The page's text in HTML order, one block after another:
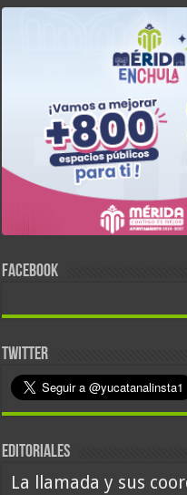
FACEBOOK
TWITTER
EDITORIALES
La llamada y sus